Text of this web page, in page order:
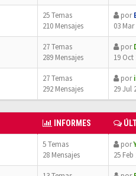
25 Temas
210 Mensajes
por
03
27 Temas
289 Mensajes
por
19 Oct
27 Temas
292 Mensajes
por
29 Jul
INFORMES
5 Temas
28 Mensajes
por
25 Feb